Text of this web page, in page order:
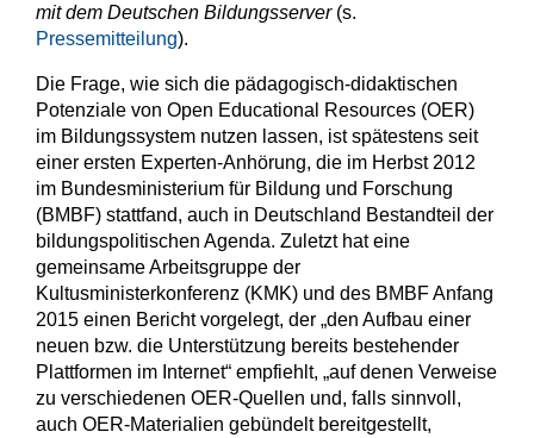
mit dem Deutschen Bildungsserver(s.
Pressemitteilung).
Die Frage, wie sich die pädagogisch-didaktischen
Potenziale von Open Educational Resources (OER)
im Bildungssystem nutzen lassen, ist spätestens seit
einer ersten Experten-Anhörung, die im Herbst 2012
im Bundesministerium für Bildung und Forschung
(BMBF) stattfand, auch in Deutschland Bestandteil der
bildungspolitischen Agenda. Zuletzt hat eine
gemeinsame Arbeitsgruppe der
Kultusministerkonferenz (KMK) und des BMBF Anfang
2015 einen Bericht vorgelegt, der „den Aufbau einer
neuen bzw. die Unterstützung bereits bestehender
Plattformen im Internet“ empfiehlt, „auf denen Verweise
zu verschiedenen OER-Quellen und, falls sinnvoll,
auch OER-Materialien gebündelt bereitgestellt,